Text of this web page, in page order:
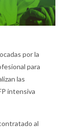
por la
para
las
intensiva
al